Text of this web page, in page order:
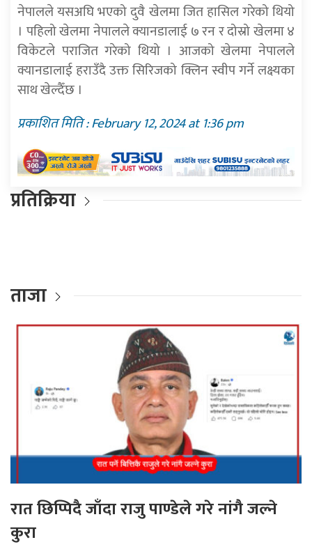
नेपालले यसअघि भएको दुवै खेलमा जित हासिल गरेको थियो
। पहिलो खेलमा नेपालले क्यानडालाई ७ रन र दोस्रो खेलमा ४
विकेटले पराजित गरेको थियो । आजको खेलमा नेपालले
क्यानडालाई हराउँदै उक्त सिरिजको क्लिन स्वीप गर्ने लक्ष्यका
साथ खेल्दैँछ ।
प्रकाशित मिति : February 12, 2024 at 1:36 pm
प्रतिक्रिया
ताजा
रात छिप्पिदै जाँदा राजु पाण्डेले गरे नांगै जल्ने
कुरा